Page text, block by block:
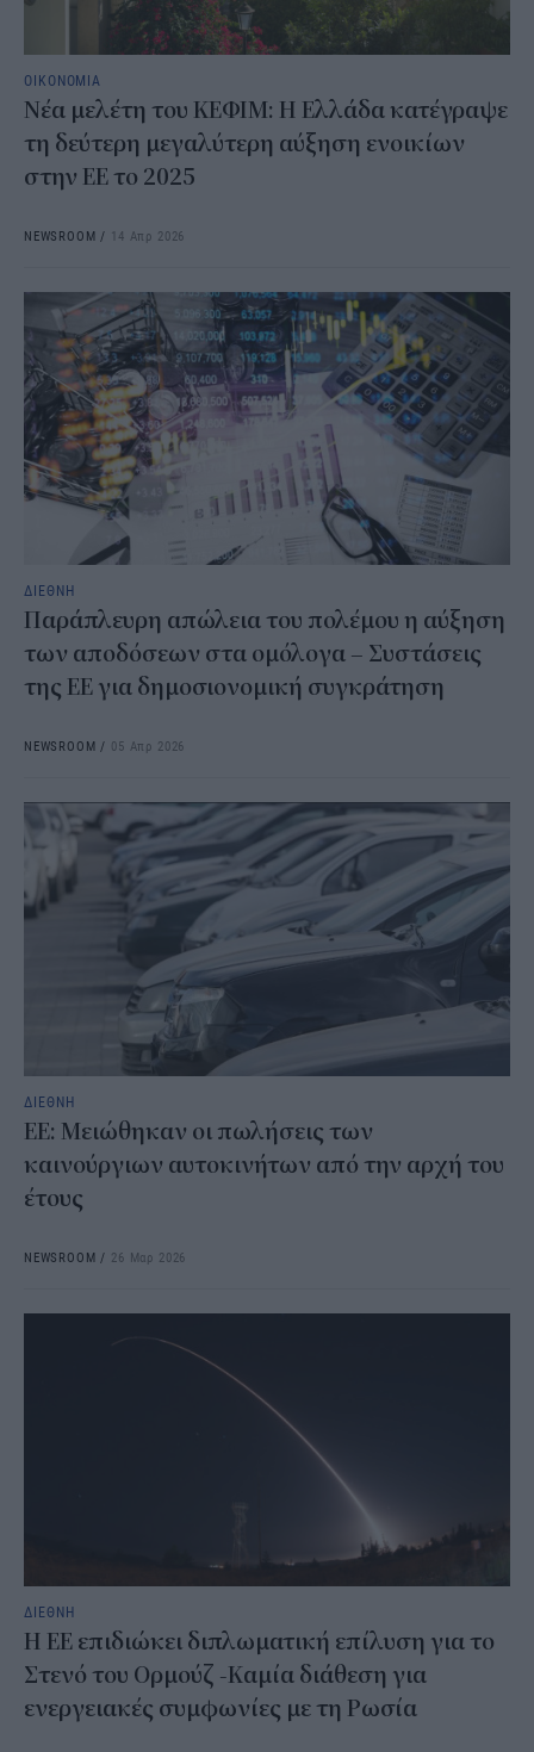
ΟΙΚΟΝΟΜΙΑ
Νέα μελέτη του ΚΕΦΙΜ: Η Ελλάδα κατέγραψε
τη δεύτερη μεγαλύτερη αύξηση ενοικίων
στην ΕΕ το 2025
NEWSROOM / 14 Απρ 2026
ΔΙΕΘΝΗ
Παράπλευρη απώλεια του πολέμου η αύξηση
των αποδόσεων στα ομόλογα – Συστάσεις
της ΕΕ για δημοσιονομική συγκράτηση
NEWSROOM / 05 Απρ 2026
ΔΙΕΘΝΗ
EE: Μειώθηκαν οι πωλήσεις των
καινούργιων αυτοκινήτων από την αρχή του
έτους
NEWSROOM / 26 Μαρ 2026
ΔΙΕΘΝΗ
Η ΕΕ επιδιώκει διπλωματική επίλυση για το
Στενό του Ορμούζ -Kαμία διάθεση για
ενεργειακές συμφωνίες με τη Ρωσία